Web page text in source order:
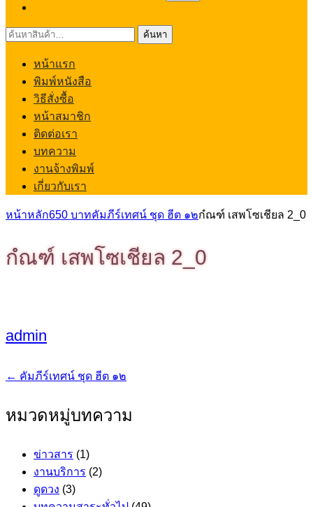
ค้นหา: ค้นหา
หน้าแรก
พิมพ์หนังสือ
วิธีสั่งซื้อ
หน้าสมาชิก
ติดต่อเรา
บทความ
งานจ้างพิมพ์
เกี่ยวกับเรา
หน้าหลัก650 บาทคัมภีร์เทศน์ ชุด ฮีต ๑๒กํณฑ์ เสพโซเชียล 2_0
กํณฑ์ เสพโซเชียล 2_0
admin
แนะแนว
เรื่อง
← คัมภีร์เทศน์ ชุด ฮีต ๑๒
หมวดหมู่บทความ
ข่าวสาร (1)
งานบริการ (2)
ดูดวง (3)